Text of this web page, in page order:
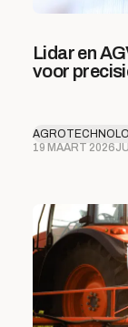
Lidar en
voor
19 MAART 2026